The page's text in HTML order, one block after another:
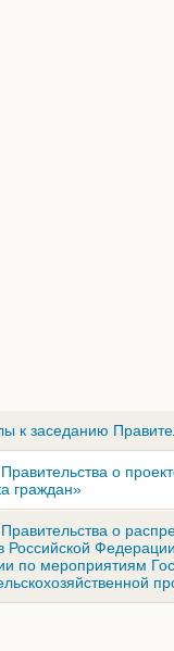
к заседанию
о
граждан»
о
Российской
по мероприятиям